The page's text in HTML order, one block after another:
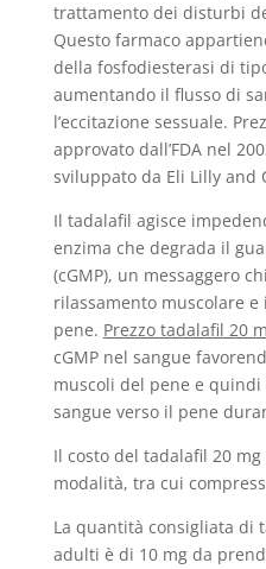
trattamento dei disturbi
Questo farmaco
della fosfodiesterasi di
aumentando il flusso di
l’eccitazione sessuale.
approvato dall’FDA nel
sviluppato da Eli Lilly and
Il tadalafil agisce
enzima che degrada il
(cGMP), un messaggero
rilassamento muscolare
pene. Prezzo tadalafil 20
cGMP nel sangue
muscoli del pene e
sangue verso il pene
Il costo del tadalafil 20
modalità, tra cui
La quantità consigliata di
adulti è di 10 mg da